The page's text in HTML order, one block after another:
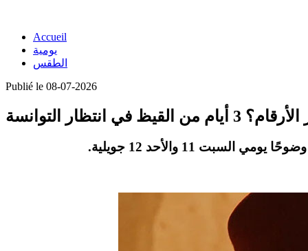
Accueil
يومية
الطقس
Publié le 08-07-2026
انتظار التوانسة
وضوحًا يومي السبت 11 والأحد 12 جويلية .